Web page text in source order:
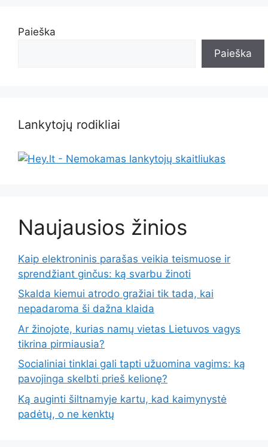
Paieška
Paieška
Lankytojų rodikliai
Naujausios žinios
Kaip elektroninis parašas veikia teismuose ir
sprendžiant ginčus: ką svarbu žinoti
Skalda kiemui atrodo gražiai tik tada, kai
nepadaroma ši dažna klaida
Ar žinojote, kurias namų vietas Lietuvos vagys
tikrina pirmiausia?
Socialiniai tinklai gali tapti užuomina vagims: ką
pavojinga skelbti prieš kelionę?
Ką auginti šiltnamyje kartu, kad kaimynystė
padėtų, o ne kenktų